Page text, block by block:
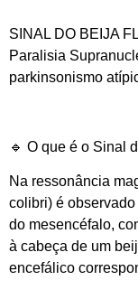
SINAL DO BEIJA
Paralisia
parkinsonismo
🔹 O que é o Sinal
Na ressonância
colibri) é
do mesencéfalo,
à cabeça de um
encefálico